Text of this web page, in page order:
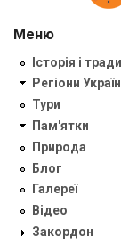
Меню
Історія і
Регіони
Тури
Пам'ятки
Природа
Блог
Галереї
Відео
Закордон